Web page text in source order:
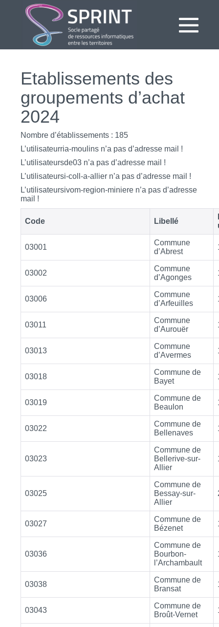
Etablissements des
groupements d’achat
2024
Nombre d’établissements : 185
L’utilisateurria-moulins n’a pas d’adresse mail !
L’utilisateursde03 n’a pas d’adresse mail !
L’utilisateursi-coll-a-allier n’a pas d’adresse mail !
L’utilisateursivom-region-miniere n’a pas d’adresse
mail !
Code Libellé
03001
Commune
d’Abrest
03002
Commune
d’Agonges
03006
Commune
d’Arfeuilles
03011
Commune
d’Aurouër
03013
Commune
d’Avermes
03018
Commune de
Bayet
03019
Commune de
Beaulon
03022
Commune de
Bellenaves
03023
Commune de
Bellerive-sur-
Allier
03025
Commune de
Bessay-sur-
Allier
03027
Commune de
Bézenet
03036
Commune de
Bourbon-
l’Archambault
03038
Commune de
Bransat
03043
Commune de
Broût-Vernet